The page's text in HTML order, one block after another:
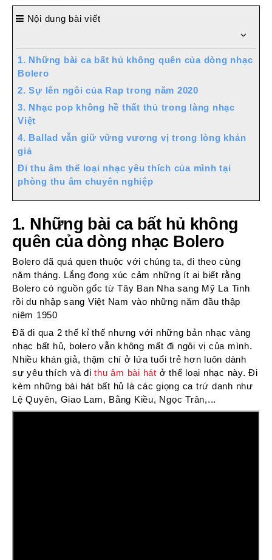
Nội dung bài viết
1. Những bài ca bất hủ không quên của dòng nhạc
Bolero
2. Sự lên ngôi của Rap trong năm 2020
3. Nhạc pop không hề thất thủ trong làng nhạc
Việt
4. Ballad vẫn giữ vững vương vị trong lòng khán
giả
Đi thu âm thể loại nhạc yêu thích của mình tại
phòng thu âm chuyên nghiệp
1. Những bài ca bất hủ không
quên của dòng nhạc Bolero
Bolero đã quá quen thuộc với chúng ta, đi theo cùng
năm tháng. Lắng đọng xúc cảm những ít ai biết rằng
Bolero có nguồn gốc từ Tây Ban Nha sang Mỹ La Tinh
rồi du nhập sang Việt Nam vào những năm đầu thập
niêm 1950
Đã đi qua 2 thế kỉ thế nhưng với những bản nhạc vàng
nhạc bất hủ, bolero vẫn không mất đi ngôi vị của mình.
Nhiều khán giả, thậm chí ở lứa tuổi trẻ hơn luôn dành
sự yêu thích và đithu âm bài hát ở thể loại nhạc này. Đi
kèm những bài hát bất hủ là các giọng ca trứ danh như
Lệ Quyên, Giao Lam, Bằng Kiều, Ngọc Trân,...